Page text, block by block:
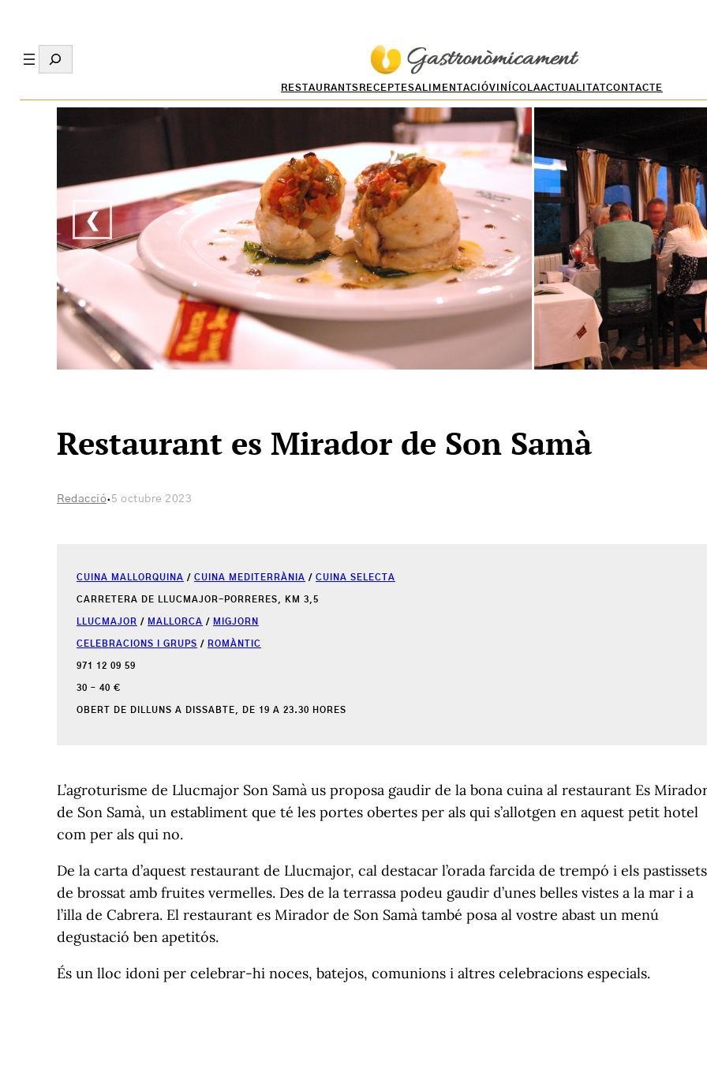
Search
RESTAURANTS RECEPTESALIMENTACIÓVINÍCOLAACTUALITATCONTACTE
❮
Restaurant es Mirador de Son Samà
Redacció· 5 octubre 2023
CUINA MALLORQUINA / CUINA MEDITERRÀNIA / CUINA SELECTA
CARRETERA DE LLUCMAJOR-PORRERES, KM 3,5
LLUCMAJOR / MALLORCA / MIGJORN
CELEBRACIONS I GRUPS / ROMÀNTIC
971 12 09 59
30 – 40 €
OBERT DE DILLUNS A DISSABTE, DE 19 A 23.30 HORES
L’agroturisme de Llucmajor Son Samà us proposa gaudir de la bona cuina al restaurant Es
de Son Samà, un establiment que té les portes obertes per als qui s’allotgen en aquest petit hotel
com per als qui no.
De la carta d’aquest restaurant de Llucmajor, cal destacar l’orada farcida de trempó i els pastissets
de brossat amb fruites vermelles. Des de la terrassa podeu gaudir d’unes belles vistes a la mar i a
l’illa de Cabrera. El restaurant es Mirador de Son Samà també posa al vostre abast un menú
degustació ben apetitós.
És un lloc idoni per celebrar-hi noces, batejos, comunions i altres celebracions especials.